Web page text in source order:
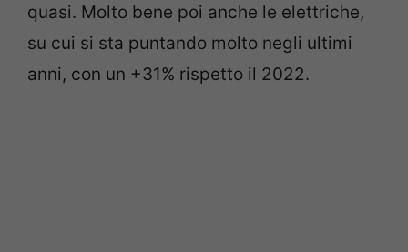
quasi. Molto bene poi anche le elettriche,
su cui si sta puntando molto negli ultimi
anni, con un +31% rispetto il 2022.